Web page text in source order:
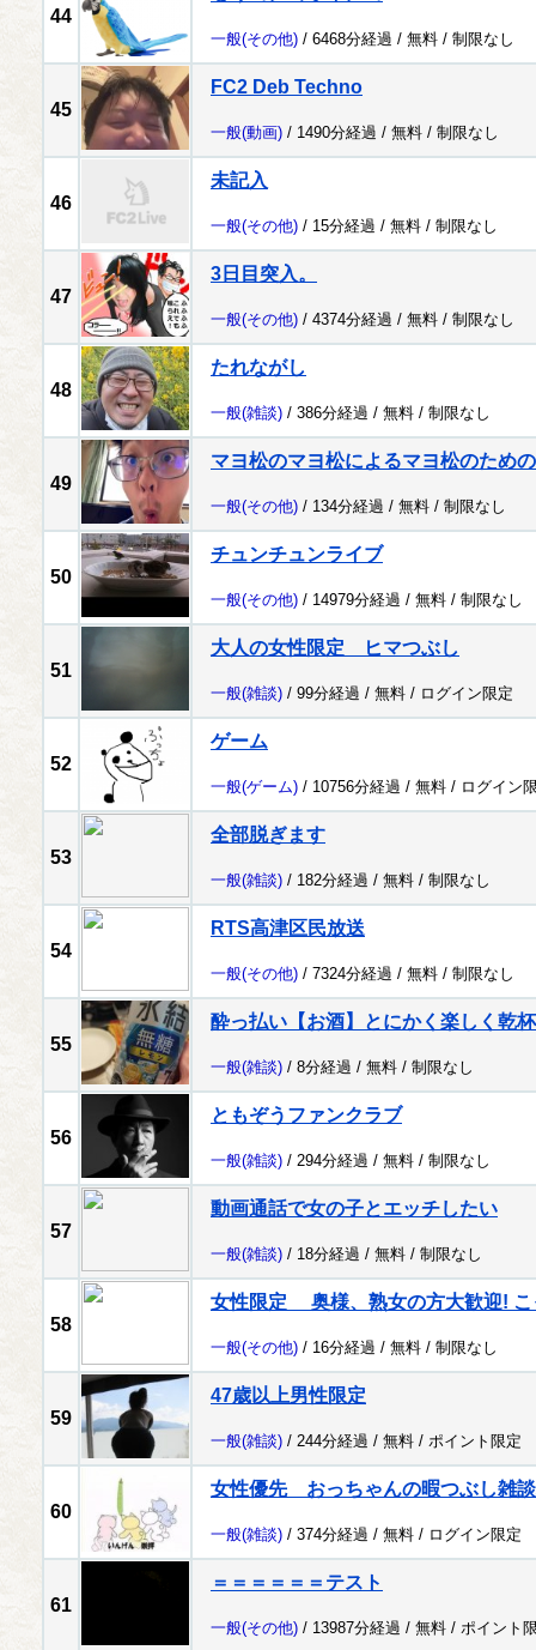
44
一般(その他) / 6468分経過 / 無料 / 制限なし
45
FC2 Deb Techno
一般(動画) / 1490分経過 / 無料 / 制限なし
46
未記入
一般(その他) / 15分経過 / 無料 / 制限なし
47
3日目突入。
一般(その他) / 4374分経過 / 無料 / 制限なし
48
たれながし
一般(雑談) / 386分経過 / 無料 / 制限なし
49
マヨ松のマヨ松によるマヨ松のため
一般(その他) / 134分経過 / 無料 / 制限なし
50
チュンチュンライブ
一般(その他) / 14979分経過 / 無料 / 制限なし
51
大人の女性限定 ヒマつぶし
一般(雑談) / 99分経過 / 無料 / ログイン限定
52
ゲーム
一般(ゲーム) / 10756分経過 / 無料 / ログイン
53
全部脱ぎます
一般(雑談) / 182分経過 / 無料 / 制限なし
54
RTS高津区民放送
一般(その他) / 7324分経過 / 無料 / 制限なし
55
酔っ払い【お酒】とにかく楽しく乾
一般(雑談) / 8分経過 / 無料 / 制限なし
56
ともぞうファンクラブ
一般(雑談) / 294分経過 / 無料 / 制限なし
57
動画通話で女の子とエッチしたい
一般(雑談) / 18分経過 / 無料 / 制限なし
58
女性限定 奥様、熟女の方大歓迎! こ
一般(その他) / 16分経過 / 無料 / 制限なし
59
47歳以上男性限定
一般(雑談) / 244分経過 / 無料 / ポイント限定
60
女性優先 おっちゃんの暇つぶし雑
一般(雑談) / 374分経過 / 無料 / ログイン限定
61
＝＝＝＝＝＝テスト
一般(その他) / 13987分経過 / 無料 / ポイント